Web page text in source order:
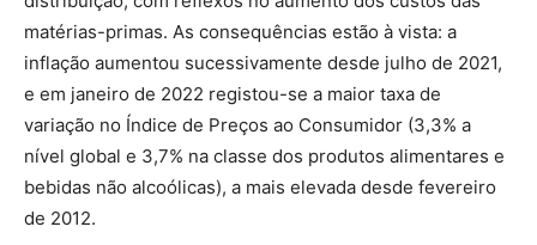
matérias-primas. As consequências estão à vista: a
inflação aumentou sucessivamente desde julho de 2021,
e em janeiro de 2022 registou-se a maior taxa de
variação no Índice de Preços ao Consumidor (3,3% a
nível global e 3,7% na classe dos produtos alimentares e
bebidas não alcoólicas), a mais elevada desde fevereiro
de 2012.